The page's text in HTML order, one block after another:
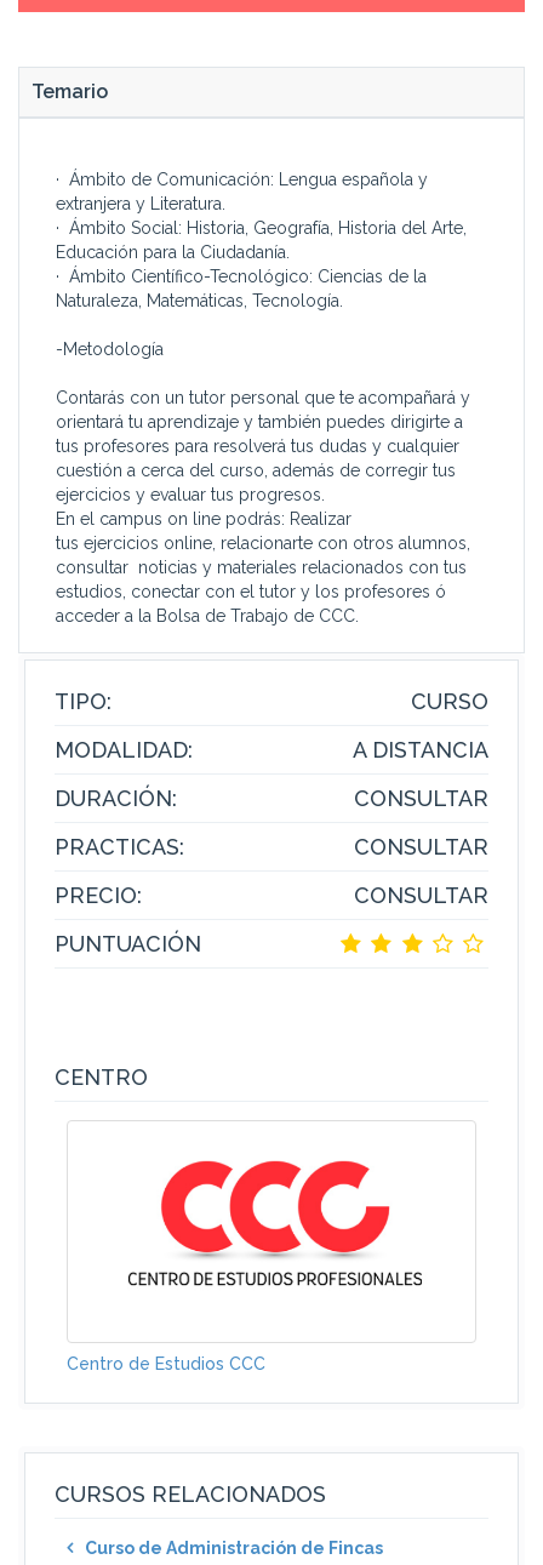
Temario
· Ámbito de Comunicación: Lengua española y
extranjera y Literatura.
· Ámbito Social: Historia, Geografía, Historia del Arte,
Educación para la Ciudadanía.
· Ámbito Científico-Tecnológico: Ciencias de la
Naturaleza, Matemáticas, Tecnología.
-Metodología
Contarás con un tutor personal que te acompañará y
orientará tu aprendizaje y también puedes dirigirte a
tus profesores para resolverá tus dudas y cualquier
cuestión a cerca del curso, además de corregir tus
ejercicios y evaluar tus progresos.
En el campus on line podrás: Realizar
tus ejercicios online, relacionarte con otros alumnos,
consultar noticias y materiales relacionados con tus
estudios, conectar con el tutor y los profesores ó
acceder a la Bolsa de Trabajo de CCC.
TIPO:
CURSO
MODALIDAD:
A DISTANCIA
DURACIÓN:
CONSULTAR
PRACTICAS:
CONSULTAR
PRECIO:
CONSULTAR
PUNTUACIÓN
CENTRO
Centro de Estudios CCC
CURSOS RELACIONADOS
Curso de Administración de Fincas